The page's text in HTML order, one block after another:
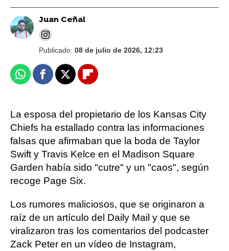
Juan Ceñal
Publicado: 08 de julio de 2026, 12:23
WhatsappFacebook
X Flipboard
La esposa del propietario de los Kansas City
Chiefs ha estallado contra las informaciones
falsas que afirmaban que la boda de Taylor
Swift y Travis Kelce en el Madison Square
Garden había sido "cutre" y un "caos", según
recoge Page Six.
Los rumores maliciosos, que se originaron a
raíz de un artículo del Daily Mail y que se
viralizaron tras los comentarios del podcaster
Zack Peter en un vídeo de Instagram,